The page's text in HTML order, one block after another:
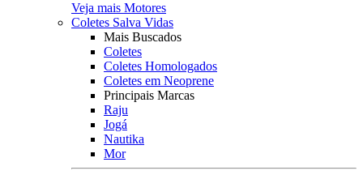
Veja mais Motores
Coletes Salva Vidas
Mais Buscados
Coletes
Coletes Homologados
Coletes em Neoprene
Principais Marcas
Raju
Jogá
Nautika
Mor